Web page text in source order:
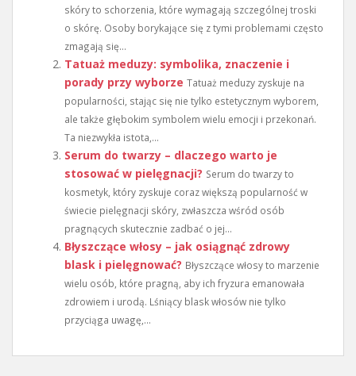
skóry to schorzenia, które wymagają szczególnej troski
o skórę. Osoby borykające się z tymi problemami często
zmagają się...
Tatuaż meduzy: symbolika, znaczenie i
porady przy wyborze Tatuaż meduzy zyskuje na
popularności, stając się nie tylko estetycznym wyborem,
ale także głębokim symbolem wielu emocji i przekonań.
Ta niezwykła istota,...
Serum do twarzy – dlaczego warto je
stosować w pielęgnacji? Serum do twarzy to
kosmetyk, który zyskuje coraz większą popularność w
świecie pielęgnacji skóry, zwłaszcza wśród osób
pragnących skutecznie zadbać o jej...
Błyszczące włosy – jak osiągnąć zdrowy
blask i pielęgnować? Błyszczące włosy to marzenie
wielu osób, które pragną, aby ich fryzura emanowała
zdrowiem i urodą. Lśniący blask włosów nie tylko
przyciąga uwagę,...